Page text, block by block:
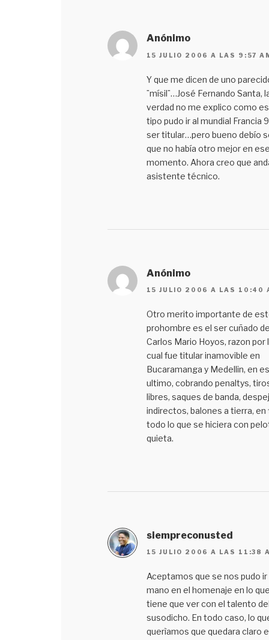
Anónimo
15 JULIO 2006 A LAS 9:57
Y que me dicen de uno
¨mísil¨…José Fernando Santa,
verdad no me explico como
tipo pudo ir al mundial Francia
ser titular…pero bueno debío
que no había otro mejor en
momento. Ahora creo que
asistente técnico.
Anónimo
15 JULIO 2006 A LAS 10:40
Otro merito importante de
prohombre es el ser cuñado
Carlos Mario Hoyos, razon por
cual fue titular inamovible en
Bucaramanga y Medellin, en
ultimo, cobrando penaltys,
libres, saques de banda,
indirectos, balones a tierra, en
todo lo que se hiciera con
quieta.
siempreconusted
15 JULIO 2006 A LAS 11:38
Aceptamos que se nos pudo ir
mano en el homenaje en lo
tiene que ver con el talento
susodicho. En todo caso, lo
querìamos que quedara claro